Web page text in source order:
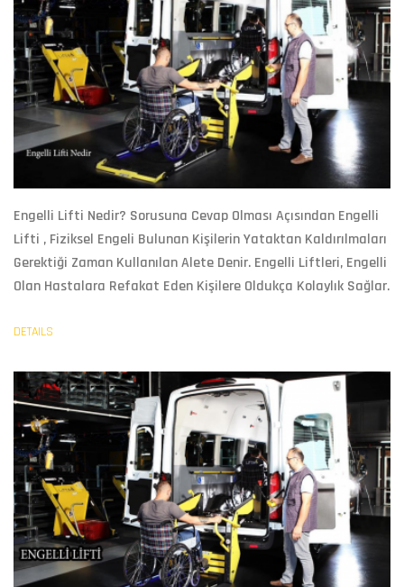
Engelli Lifti Nedir? Sorusuna Cevap Olması Açısından Engelli
Lifti , Fiziksel Engeli Bulunan Kişilerin Yataktan Kaldırılmaları
Gerektiği Zaman Kullanılan Alete Denir. Engelli Liftleri, Engelli
Olan Hastalara Refakat Eden Kişilere Oldukça Kolaylık Sağlar.
DETAILS